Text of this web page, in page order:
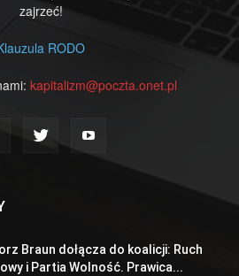
zajrzeć!
RODO
kapitalizm@poczta.onet.pl
Braun dołącza do koalicji: Ruch
i Partia Wolność. Prawica...